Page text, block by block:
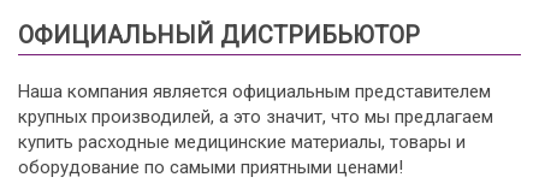
ОФИЦИАЛЬНЫЙ ДИСТРИБЬЮТОР
Наша компания является официальным представителем
крупных производилей, а это значит, что мы предлагаем
купить расходные медицинские материалы, товары и
оборудование по самыми приятными ценами!